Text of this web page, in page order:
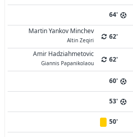
64'
Martin Yankov Minchev
Altin Zeqiri
62'
Amir Hadziahmetovic
Giannis Papanikolaou 62'
60'
53'
50'